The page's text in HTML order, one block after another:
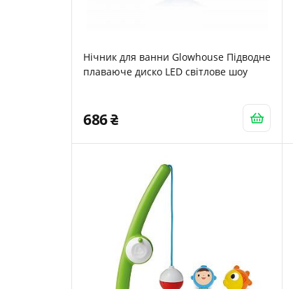
Нічник для ванни Glowhouse Підводне
плаваюче диско LED світлове шоу
686